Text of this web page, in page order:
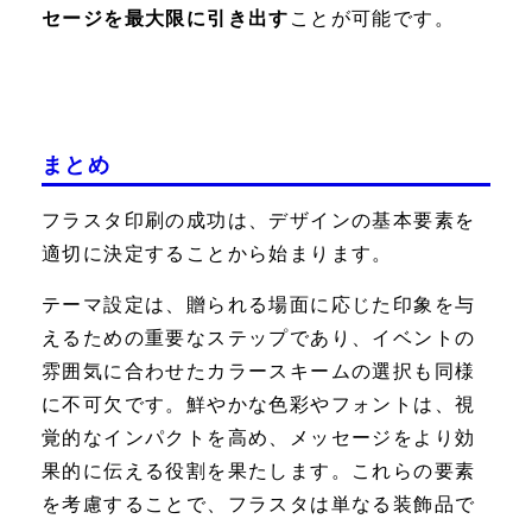
セージを最大限に引き出す ことが可能です。
まとめ
フラスタ印刷の成功は、デザインの基本要素を
適切に決定することから始まります。
テーマ設定は、贈られる場面に応じた印象を与
えるための重要なステップであり、イベントの
雰囲気に合わせたカラースキームの選択も同様
に不可欠です。鮮やかな色彩やフォントは、視
覚的なインパクトを高め、メッセージをより効
果的に伝える役割を果たします。これらの要素
を考慮することで、フラスタは単なる装飾品で